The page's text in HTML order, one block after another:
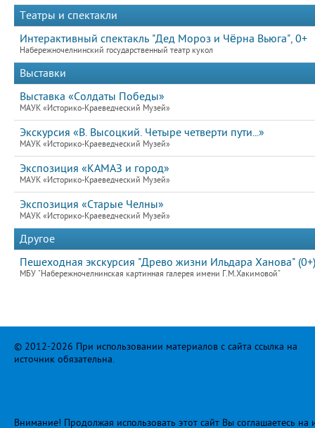
Театры и спектакли
Интерактивный спектакль "Дед Мороз и Чёрна Вьюга", 0+
Набережночелнинский государственный театр кукол
Выставки
Выставка «Солдаты Победы»
МАУК «Историко-Краеведческий Музей»
Экскурсия «В. Высоцкий. Четыре четверти пути...»
МАУК «Историко-Краеведческий Музей»
Экспозиция «КАМАЗ и город»
МАУК «Историко-Краеведческий Музей»
Экспозиция «Старые Челны»
МАУК «Историко-Краеведческий Музей»
Другое
Пешеходная экскурсия "Древо жизни Ильдара Ханова" (0+)
МБУ "Набережночелнинская картинная галерея имени Г.М.Хакимовой"
© 2012-2026 При использовании материалов с сайта ссылка на
источник обязательна.
Внимание! Продолжая использовать этот сайт Вы соглашаетесь